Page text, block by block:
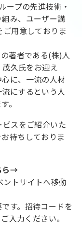
ープの先進技術・
み、ユーザー講
用意しておりま
著者である(株)人
久氏をお迎え
に、一流の人材
にするという人
。
スをご紹介いた
待ちしておりま
ら→
ントサイトへ移動
す。招待コードを
入力ください。